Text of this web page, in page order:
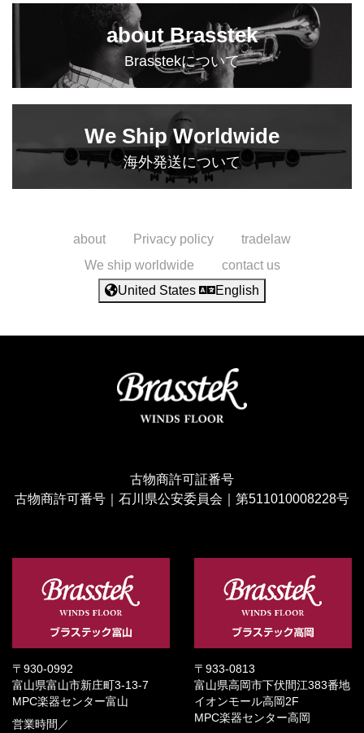
about Brasstek
Brasstekについて
We Ship Worldwide
海外発送について
about Privacy policy
tradelaw
We ship worldwide
contact us
United States
English
古物商許可証番号
古物商許可番号｜石川県公安委員会｜第511010008228号
〒930-0992
富山県富山市新庄町3-13-7
MPC楽器センター富山
営業時間／
〒933-0813
富山県高岡市下伏間江383番地
イオンモール高岡2F
MPC楽器センター高岡